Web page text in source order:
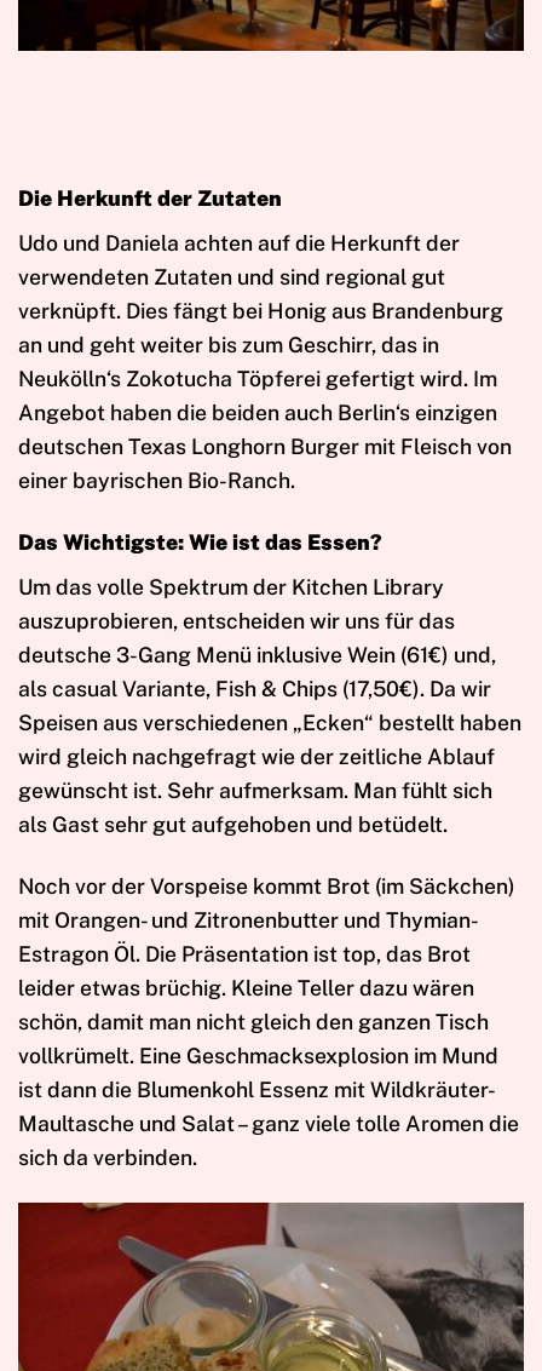
Die Herkunft der Zutaten
Udo und Daniela achten auf die Herkunft der
verwendeten Zutaten und sind regional gut
verknüpft. Dies fängt bei Honig aus Brandenburg
an und geht weiter bis zum Geschirr, das in
Neukölln‘s Zokotucha Töpferei gefertigt wird. Im
Angebot haben die beiden auch Berlin‘s einzigen
deutschen Texas Longhorn Burger mit Fleisch von
einer bayrischen Bio-Ranch.
Das Wichtigste: Wie ist das Essen?
Um das volle Spektrum der Kitchen Library
auszuprobieren, entscheiden wir uns für das
deutsche 3-Gang Menü inklusive Wein (61€) und,
als casual Variante, Fish & Chips (17,50€). Da wir
Speisen aus verschiedenen „Ecken“ bestellt haben
wird gleich nachgefragt wie der zeitliche Ablauf
gewünscht ist. Sehr aufmerksam. Man fühlt sich
als Gast sehr gut aufgehoben und betüdelt.
Noch vor der Vorspeise kommt Brot (im Säckchen)
mit Orangen- und Zitronenbutter und Thymian-
Estragon Öl. Die Präsentation ist top, das Brot
leider etwas brüchig. Kleine Teller dazu wären
schön, damit man nicht gleich den ganzen Tisch
vollkrümelt. Eine Geschmacksexplosion im Mund
ist dann die Blumenkohl Essenz mit Wildkräuter-
Maultasche und Salat – ganz viele tolle Aromen die
sich da verbinden.